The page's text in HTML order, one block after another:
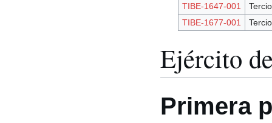
TIBE-1647-001
Tercio
TIBE-1677-001
Tercio
Ejército
Primera